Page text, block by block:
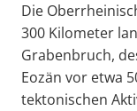
Die
300 Kilometer
Grabenbruch,
Eozän vor etwa
tektonischen